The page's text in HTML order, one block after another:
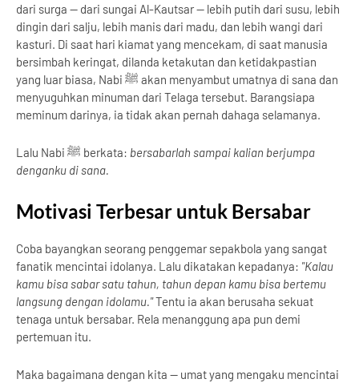
dari surga — dari sungai Al-Kautsar — lebih putih dari susu, lebih
dingin dari salju, lebih manis dari madu, dan lebih wangi dari
kasturi. Di saat hari kiamat yang mencekam, di saat manusia
bersimbah keringat, dilanda ketakutan dan ketidakpastian
yang luar biasa, Nabi ﷺ akan menyambut umatnya di sana dan
menyuguhkan minuman dari Telaga tersebut. Barangsiapa
meminum darinya, ia tidak akan pernah dahaga selamanya.
Lalu Nabi ﷺ berkata: bersabarlah sampai kalian berjumpa
denganku di sana.
Motivasi Terbesar untuk Bersabar
Coba bayangkan seorang penggemar sepakbola yang sangat
fanatik mencintai idolanya. Lalu dikatakan kepadanya: "Kalau
kamu bisa sabar satu tahun, tahun depan kamu bisa bertemu
langsung dengan idolamu."Tentu ia akan berusaha sekuat
tenaga untuk bersabar. Rela menanggung apa pun demi
pertemuan itu.
Maka bagaimana dengan kita — umat yang mengaku mencintai